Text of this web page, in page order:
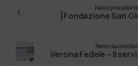
News
[Fondazione San
News